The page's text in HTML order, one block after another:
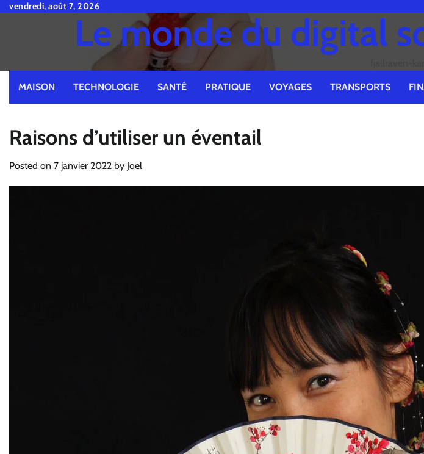
Skipvendredi, août 7, 2026
Le monde du digital
MAISON TECHNOLOGIE SANTÉ PRATIQUE VOYAGES TRANSPORTS
Raisons d’utiliser un éventail
Posted on 7 janvier 2022 by Joel